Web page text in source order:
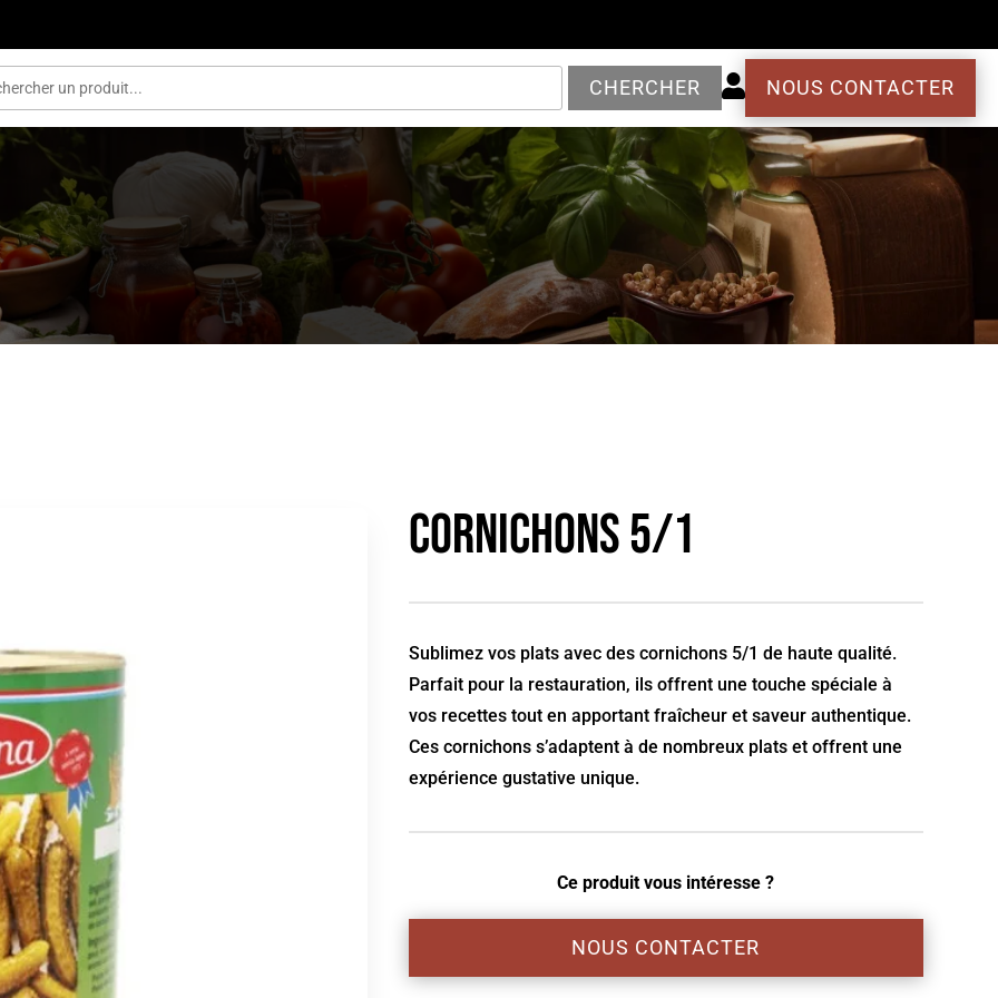
CHERCHER  NOUS CONTACTER
Cornichons 5/1
Sublimez vos plats avec des cornichons 5/1 de haute qualité.
Parfait pour la restauration, ils offrent une touche spéciale à
vos recettes tout en apportant fraîcheur et saveur authentique.
Ces cornichons s’adaptent à de nombreux plats et offrent une
expérience gustative unique.
Ce produit vous intéresse ?
NOUS CONTACTER